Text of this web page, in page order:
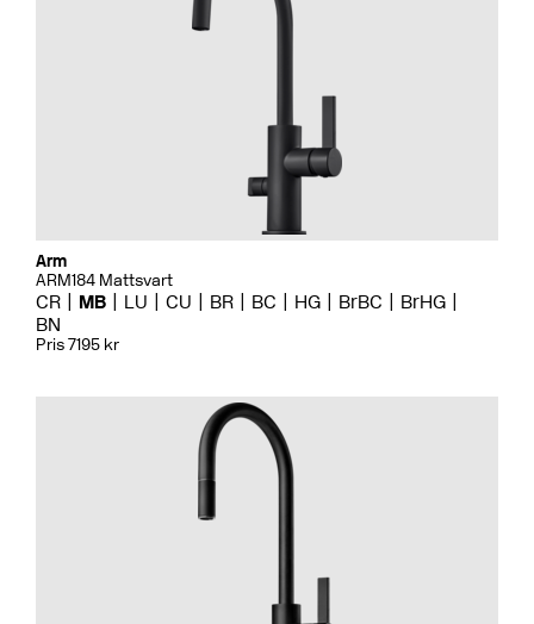
Arm
ARM184 Mattsvart
CR MB LU CU BR BC HG BrBC
BrHG
BN
Pris 7195 kr